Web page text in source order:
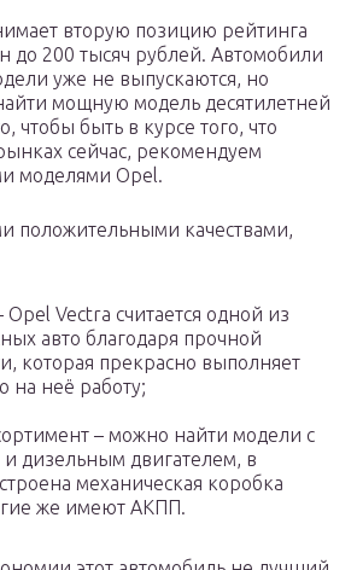
вторую позицию рейтинга
до 200 тысяч рублей. Автомобили
уже не выпускаются, но
мощную модель десятилетней
чтобы быть в курсе того, что
сейчас, рекомендуем
моделями Opel.
положительными качествами,
Opel Vectra считается одной из
авто благодаря прочной
которая прекрасно выполняет
на неё работу;
– можно найти модели с
дизельным двигателем, в
механическая коробка
же имеют АКПП.